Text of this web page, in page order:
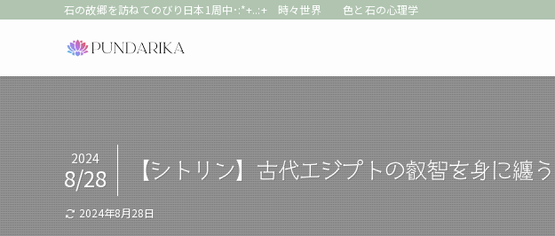
石の故郷を訪ねてのびり日本1周中･:*+..:+ 時々世界 色と石の心理学
【シトリン】古代エジプトの叡智を身に纏う
2024
8/28
2024年8月28日